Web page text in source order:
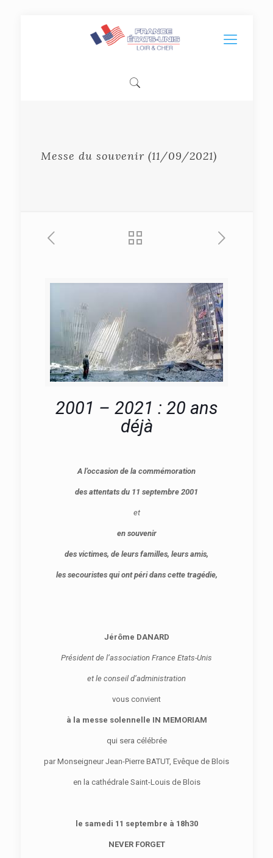
Messe du souvenir (11/09/2021)
2001 – 2021 : 20 ans
déjà
A l’occasion de la commémoration
des attentats du 11 septembre 2001
et
en souvenir
des victimes, de leurs familles, leurs amis,
les secouristes qui ont péri dans cette tragédie,
Jérôme DANARD
Président de l’association France Etats-Unis
et le conseil d’administration
vous convient
à la messe solennelle IN MEMORIAM
qui sera célébrée
par Monseigneur Jean-Pierre BATUT, Evêque de Blois
en la cathédrale Saint-Louis de Blois
le samedi 11 septembre à 18h30
NEVER FORGET